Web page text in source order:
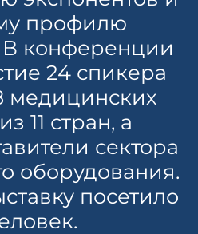
профилю
В конференции
24 спикера
медицинских
11 стран, а
сектора
оборудования.
посетило